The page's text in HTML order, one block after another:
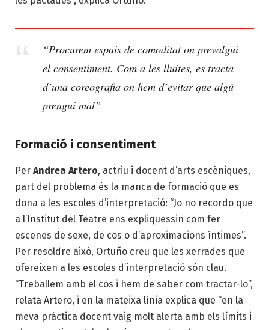
“Procurem espais de comoditat on prevalgui
el consentiment. Com a les lluites, es tracta
d’una coreografia on hem d’evitar que algú
prengui mal”
Formació i consentiment
Per Andrea Artero, actriu i docent d’arts escèniques,
part del problema és la manca de formació que es
dona a les escoles d’interpretació: “Jo no recordo que
a l’Institut del Teatre ens expliquessin com fer
escenes de sexe, de cos o d’aproximacions íntimes”.
Per resoldre això, Ortuño creu que les xerrades que
ofereixen a les escoles d’interpretació són clau.
“Treballem amb el cos i hem de saber com tractar-lo”,
relata Artero, i en la mateixa línia explica que “en la
meva pràctica docent vaig molt alerta amb els límits i